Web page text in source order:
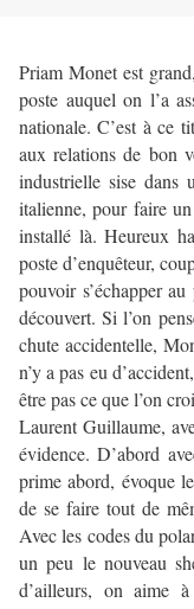
Priam Monet est
poste auquel on l’a
nationale. C’est à ce
aux relations de bon
industrielle sise dans
italienne, pour faire
installé là. Heureux
poste d’enquêteur,
pouvoir s’échapper
découvert. Si l’on
chute accidentelle,
n’y a pas eu
être pas ce que l’on
Laurent Guillaume,
évidence. D’abord
prime abord, évoque
de se faire tout de
Avec les codes du
un peu le nouveau
d’ailleurs, on aime